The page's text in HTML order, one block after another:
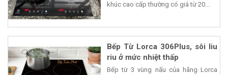
khúc cao cấp thường có giá từ 20...
Bếp Từ Lorca 306Plus, sôi liu
riu ở mức nhiệt thấp
Bếp từ 3 vùng nấu của hãng Lorca